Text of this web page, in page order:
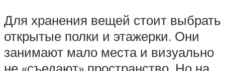
Для хранения вещей стоит выбрать
открытые полки и этажерки. Они
занимают мало места и визуально